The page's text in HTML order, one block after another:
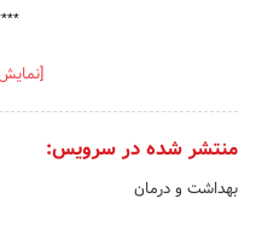
منتشر شده در سرویس:
بهداشت و درمان